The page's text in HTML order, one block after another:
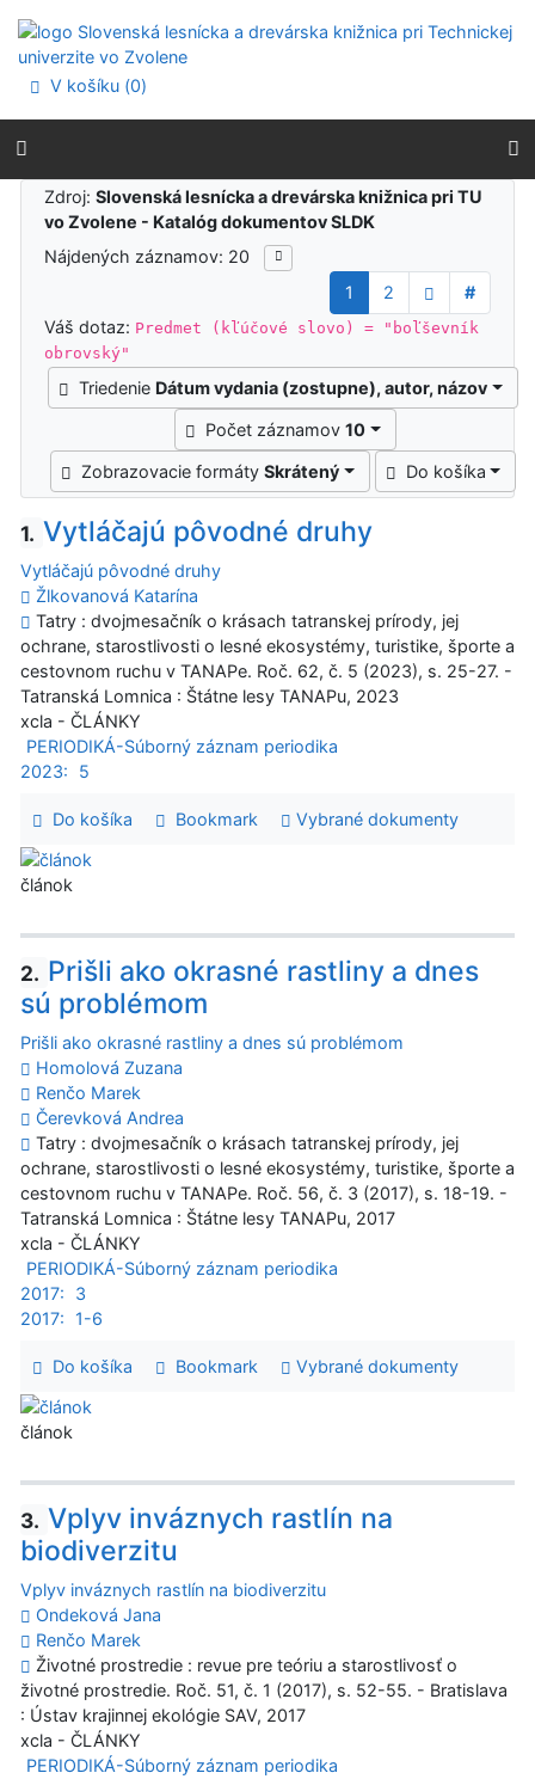
Prejsť na menu
Prehlásenie o webovej prístupnosti
V košíku (0)
Výsledky vyhľadávania
Zdroj:Slovenská lesnícka a drevárska knižnica pri TU
vo Zvolene - Katalóg dokumentov SLDK
Nájdených záznamov: 20
1
2
#
Váš dotaz: Predmet (kľúčové slovo) = "boľševník
obrovský"
Triedenie Dátum vydania (zostupne), autor, názov
Počet záznamov10
Zobrazovacie formátySkrátený Do košíka
1. Vytláčajú pôvodné druhy
Vytláčajú pôvodné druhy
Žlkovanová Katarína
Tatry : dvojmesačník o krásach tatranskej prírody, jej
ochrane, starostlivosti o lesné ekosystémy, turistike, športe a
cestovnom ruchu v TANAPe. Roč. 62, č. 5 (2023), s. 25-27. -
Tatranská Lomnica : Štátne lesy TANAPu, 2023
xcla - ČLÁNKY
PERIODIKÁ-Súborný záznam periodika
2023:
5
Do košíka Bookmark Vybrané dokumenty
článok
2. Prišli ako okrasné rastliny a dnes
sú problémom
Prišli ako okrasné rastliny a dnes sú problémom
Homolová Zuzana
Renčo Marek
Čerevková Andrea
Tatry : dvojmesačník o krásach tatranskej prírody, jej
ochrane, starostlivosti o lesné ekosystémy, turistike, športe a
cestovnom ruchu v TANAPe. Roč. 56, č. 3 (2017), s. 18-19. -
Tatranská Lomnica : Štátne lesy TANAPu, 2017
xcla - ČLÁNKY
PERIODIKÁ-Súborný záznam periodika
2017:
3
2017:
1-6
Do košíka Bookmark Vybrané dokumenty
článok
3. Vplyv inváznych rastlín na
biodiverzitu
Vplyv inváznych rastlín na biodiverzitu
Ondeková Jana
Renčo Marek
Životné prostredie : revue pre teóriu a starostlivosť o
životné prostredie. Roč. 51, č. 1 (2017), s. 52-55. - Bratislava
: Ústav krajinnej ekológie SAV, 2017
xcla - ČLÁNKY
PERIODIKÁ-Súborný záznam periodika